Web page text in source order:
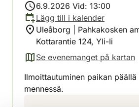
6.9.2026 Vid: 13:00
Lägg till i kalender
Uleåborg | Pahkakosken
Kottarantie 124, Yli-Ii
Se evenemanget på kartan
(avautuu uuteen välilehteen)
Ilmoittautuminen paikan päällä
mennessä.